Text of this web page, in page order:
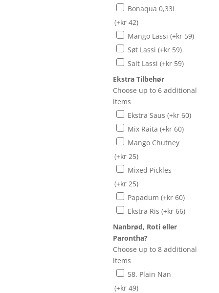
Bonaqua 0,33L
(+kr 42)
Mango Lassi(+kr 59)
Søt Lassi(+kr 59)
Salt Lassi(+kr 59)
Ekstra Tilbehør
Choose up to 6 additional
items
Ekstra Saus(+kr 60)
Mix Raita(+kr 60)
Mango Chutney
(+kr 25)
Mixed Pickles
(+kr 25)
Papadum(+kr 60)
Ekstra Ris(+kr 66)
Nanbrød, Roti eller
Parontha?
Choose up to 8 additional
items
58. Plain Nan
(+kr 49)